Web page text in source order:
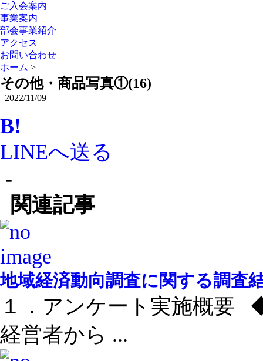
ご入会案内
事業案内
部会事業紹介
アクセス
お問い合わせ
ホーム >
その他・商品写真①(16)
2022/11/09
B!
LINEへ送る
-
関連記事
地域経済動向調査に関する調査
１．アンケート実施概要
経営者から ...